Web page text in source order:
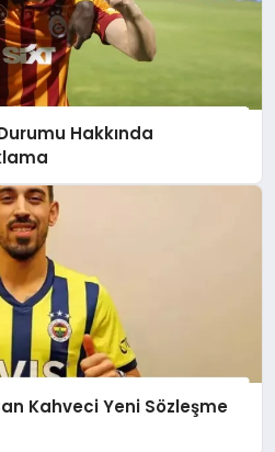
Hakkında
Kahveci Yeni Sözleşme